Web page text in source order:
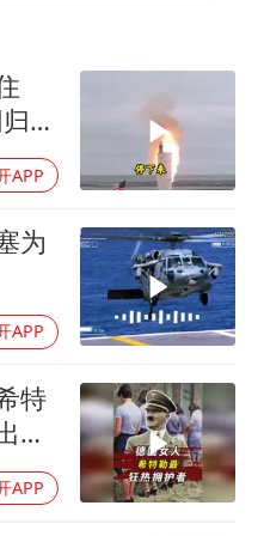
奕君跟13岁女儿合跳
宇树
于
APP
为
APP
特
一
APP